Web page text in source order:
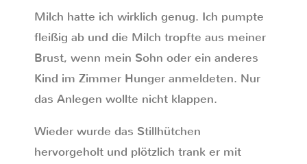
Milch hatte ich wirklich genug. Ich pumpte
fleißig ab und die Milch tropfte aus meiner
Brust, wenn mein Sohn oder ein anderes
Kind im Zimmer Hunger anmeldeten. Nur
das Anlegen wollte nicht klappen.
Wieder wurde das Stillhütchen
hervorgeholt und plötzlich trank er mit